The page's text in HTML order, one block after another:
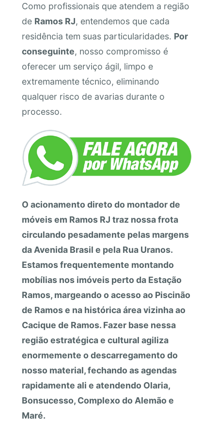
Como profissionais que atendem a região
de Ramos RJ, entendemos que cada
residência tem suas particularidades. Por
conseguinte, nosso compromisso é
oferecer um serviço ágil, limpo e
extremamente técnico, eliminando
qualquer risco de avarias durante o
processo.
O acionamento direto do montador de
móveis em Ramos RJ traz nossa frota
circulando pesadamente pelas margens
da Avenida Brasil e pela Rua Uranos.
Estamos frequentemente montando
mobílias nos imóveis perto da Estação
Ramos, margeando o acesso ao Piscinão
de Ramos e na histórica área vizinha ao
Cacique de Ramos. Fazer base nessa
região estratégica e cultural agiliza
enormemente o descarregamento do
nosso material, fechando as agendas
rapidamente ali e atendendo Olaria,
Bonsucesso, Complexo do Alemão e
Maré.